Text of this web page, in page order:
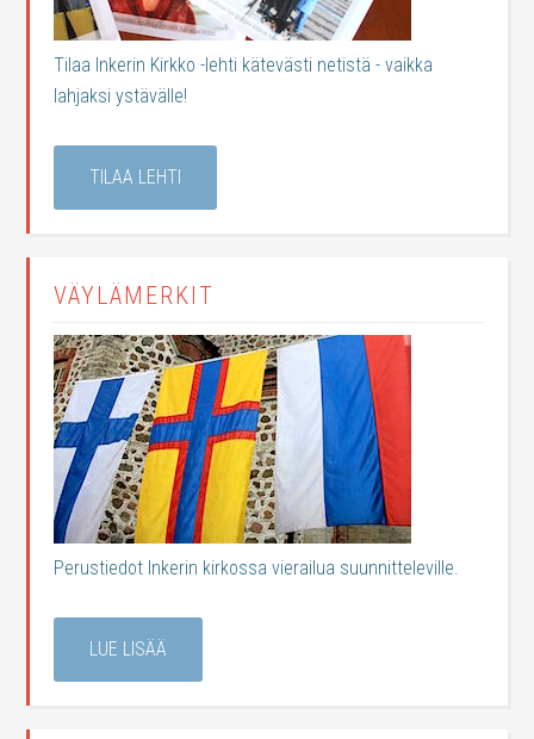
Tilaa Inkerin Kirkko -lehti kätevästi netistä - vaikka
lahjaksi ystävälle!
TILAA LEHTI
VÄYLÄMERKIT
Perustiedot Inkerin kirkossa vierailua suunnitteleville.
LUE LISÄÄ